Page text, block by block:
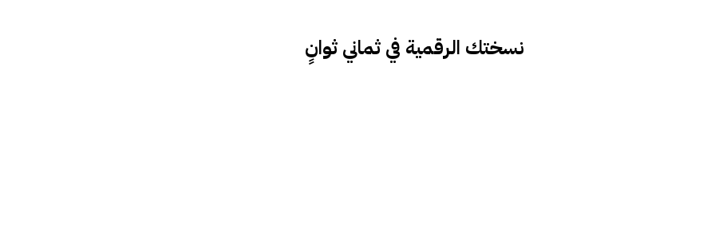
نسختك الرقمية في ثماني ثوانٍ